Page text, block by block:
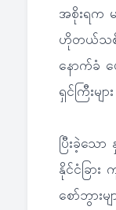
အစိုးရက မ
ဟိုတယ်သစ်
နောက်ခံ
ရှင်ကြီး
ပြီးခဲ့သေ
နိုင်ငံခြာ
စော်ဘွား